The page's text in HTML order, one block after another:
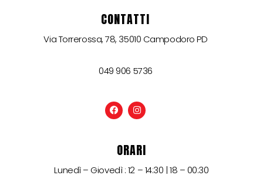
CONTATTI
Via Torrerossa, 78, 35010 Campodoro PD
049 906 5736
ORARI
Lunedì – Giovedì : 12 – 14:30 | 18 – 00:30